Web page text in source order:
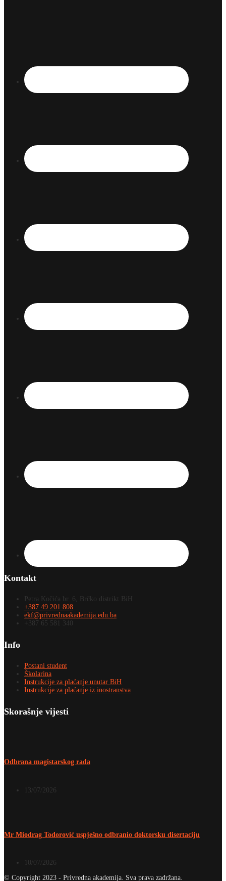
Kontakt
Petra Kočića br. 6, Brčko distrikt BiH
+387 49 201 808
ekf@privrednaakademija.edu.ba
+387 65 581 340
Info
Postani student
Školarina
Instrukcije za plaćanje unutar BiH
Instrukcije za plaćanje iz inostranstva
Skorašnje vijesti
Odbrana magistarskog rada
13/07/2026
Mr Miodrag Todorović uspješno odbranio doktorsku disertaciju
10/07/2026
© Copyright 2023 - Privredna akademija. Sva prava zadržana.